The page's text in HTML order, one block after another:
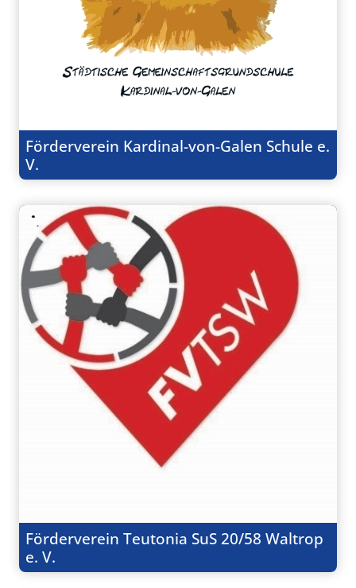
Förderverein Kardinal-von-Galen Schule e.
V.
Förderverein Teutonia SuS 20/58 Waltrop
e. V.